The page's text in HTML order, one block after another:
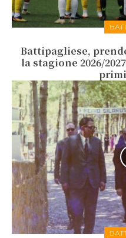
Battipagliese,
la stagione 2026/